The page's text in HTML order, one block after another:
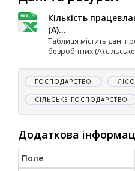
Кількість
(А)...
Таблиця містить дані
безробітних (А)
ГОСПОДАРСТВО
СІЛЬСЬКЕ ГОСПОДАРСТВО
Додаткова
Поле